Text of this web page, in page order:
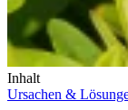
Inhalt
Ursachen &